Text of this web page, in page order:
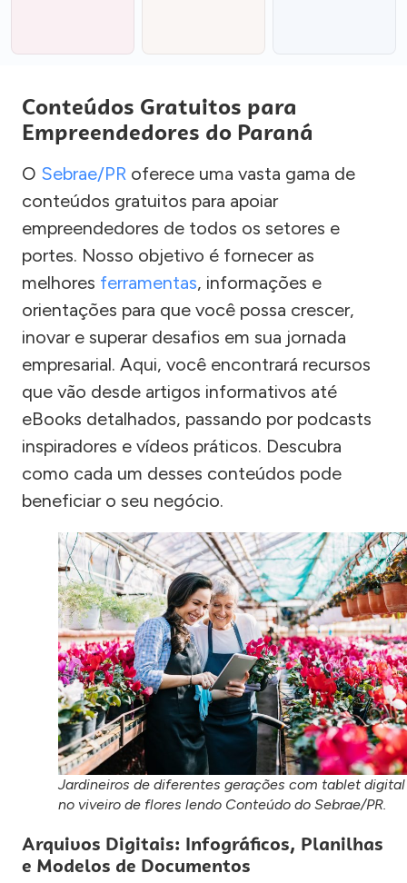
Conteúdos Gratuitos para
Empreendedores do Paraná
O Sebrae/PR oferece uma vasta gama de
conteúdos gratuitos para apoiar
empreendedores de todos os setores e
portes. Nosso objetivo é fornecer as
melhores ferramentas, informações e
orientações para que você possa crescer,
inovar e superar desafios em sua jornada
empresarial. Aqui, você encontrará recursos
que vão desde artigos informativos até
eBooks detalhados, passando por podcasts
inspiradores e vídeos práticos. Descubra
como cada um desses conteúdos pode
beneficiar o seu negócio.
Jardineiros de diferentes gerações com tablet digital
no viveiro de flores lendo Conteúdo do Sebrae/PR.
Arquivos Digitais: Infográficos, Planilhas
e Modelos de Documentos